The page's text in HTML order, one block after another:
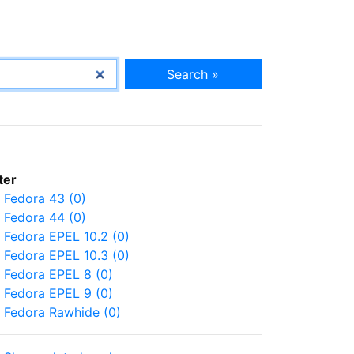
Search »
Fedora 43 (0)
Fedora 44 (0)
Fedora EPEL 10.2 (0)
Fedora EPEL 10.3 (0)
Fedora EPEL 8 (0)
Fedora EPEL 9 (0)
Fedora Rawhide (0)